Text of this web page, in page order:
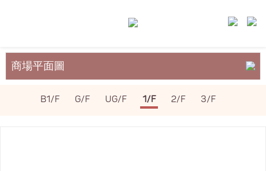
商場平面圖
關於裕民坊
B1/F G/F UG/F 1/F 2/F 3/F